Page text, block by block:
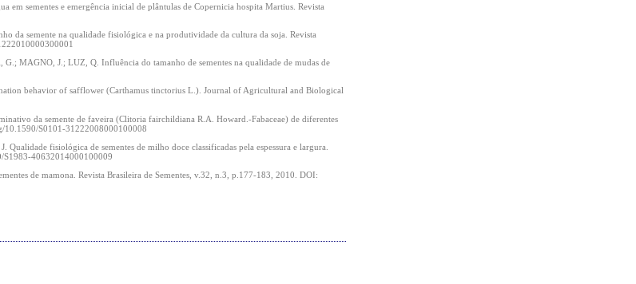
sementes e emergência inicial de plântulas de Copernicia hospita Martius. Revista
da semente na qualidade fisiológica e na produtividade da cultura da soja. Revista
MAGNO, J.; LUZ, Q. Influência do tamanho de sementes na qualidade de mudas de
behavior of safflower (Carthamus tinctorius L.). Journal of Agricultural and Biological
da semente de faveira (Clitoria fairchildiana R.A. Howard.-Fabaceae) de diferentes
10.1590/S0101-31222008000100008
fisiológica de sementes de milho doce classificadas pela espessura e largura.
S1983-40632014000100009
de mamona. Revista Brasileira de Sementes, v.32, n.3, p.177-183, 2010. DOI: